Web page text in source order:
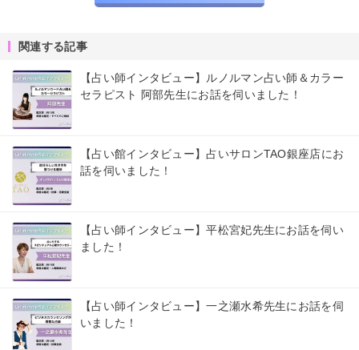
関連する記事
【占い師インタビュー】ルノルマン占い師＆カラー
セラピスト 阿部先生にお話を伺いました！
【占い館インタビュー】占いサロンTAO銀座店にお
話を伺いました！
【占い師インタビュー】平松宮妃先生にお話を伺い
ました！
【占い師インタビュー】一之瀬水希先生にお話を伺
いました！